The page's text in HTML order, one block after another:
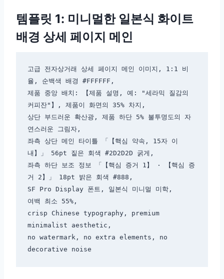
템플릿 1: 미니멀한 일본식 화이트
배경 상세 페이지 메인
고급 전자상거래 상세 페이지 메인 이미지, 1:1 비
율, 순백색 배경 #FFFFFF,
제품 중앙 배치: 【제품 설명, 예: "세라믹 질감의
커피잔"】, 제품이 화면의 35% 차지,
상단 부드러운 확산광, 제품 하단 5% 불투명도의 자
연스러운 그림자,
좌측 상단 메인 타이틀 「【핵심 약속, 15자 이
내】」 56pt 짙은 회색 #2D2D2D 굵게,
좌측 하단 보조 정보 「【핵심 증거 1】 · 【핵심 증
거 2】」 18pt 밝은 회색 #888,
SF Pro Display 폰트, 일본식 미니멀 미학,
여백 최소 55%,
crisp Chinese typography, premium
minimalist aesthetic,
no watermark, no extra elements, no